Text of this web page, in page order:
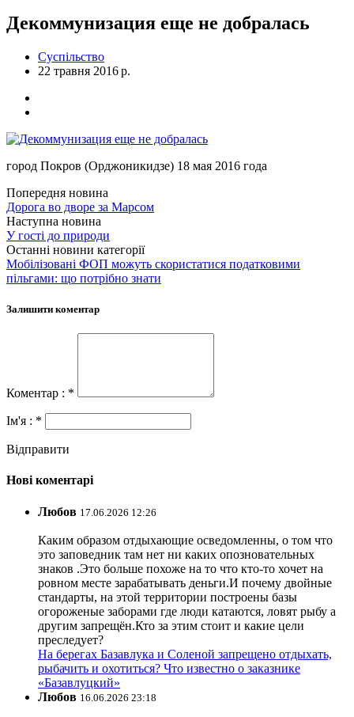
Декоммунизация еще не добралась
Суспільство
22 травня 2016 р.
город Покров (Орджоникидзе) 18 мая 2016 года
Попередня новина
Дорога во дворе за Марсом
Наступна новина
У гості до природи
Останні новини категорії
Мобілізовані ФОП можуть скористатися податковими
пільгами: що потрібно знати
Залишити коментар
Коментар : *
Ім'я : *
Відправити
Нові коментарі
Любов 17.06.2026 12:26
Каким образом отдыхающие осведомленны, о том что
это заповедник там нет ни каких опозновательных
знаков .Это больше похоже на то что кто-то хочет на
ровном месте зарабатывать деньги.И почему двойные
стандарты, на этой территории построены базы
огороженые заборами где люди катаются, ловят рыбу а
другим запрещён.Кто за этим стоит и какие цели
преследует?
На берегах Базавлука и Соленой запрещено отдыхать,
рыбачить и охотиться? Что известно о заказнике
«Базавлуцкий»
Любов 16.06.2026 23:18